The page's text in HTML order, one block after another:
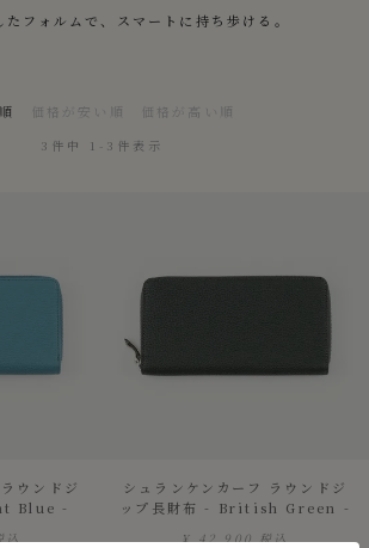
フォルムで、スマートに持ち歩ける。
価格が安い順 価格が高い順
3 件中 1 3 件表示
ウンドジ
Blue -
込
シュランケンカーフ ラウンドジ
ップ長財布 - British Green -
¥ 42,900 税込